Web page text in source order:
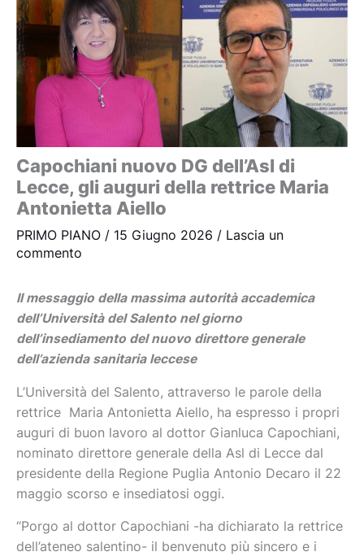
Capochiani nuovo DG dell’Asl di
Lecce, gli auguri della rettrice Maria
Antonietta Aiello
PRIMO PIANO / 15 Giugno 2026 / Lascia un
commento
Il messaggio della massima autorità accademica
dell’Università del Salento nel giorno
dell’insediamento del nuovo direttore generale
dell’azienda sanitaria leccese
L’Università del Salento, attraverso le parole della
rettrice Maria Antonietta Aiello, ha espresso i propri
auguri di buon lavoro al dottor Gianluca Capochiani,
nominato direttore generale della Asl di Lecce dal
presidente della Regione Puglia Antonio Decaro il 22
maggio scorso e insediatosi oggi.
“Porgo al dottor Capochiani -ha dichiarato la rettrice
dell’ateneo salentino- il benvenuto più sincero e i